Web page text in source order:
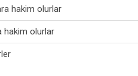
hakim olurlar
hakim olurlar